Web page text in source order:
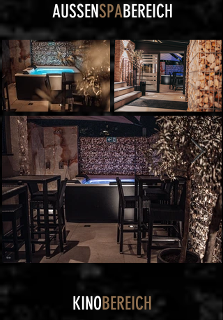
AUSSENSPABEREICH
KINOBEREICH